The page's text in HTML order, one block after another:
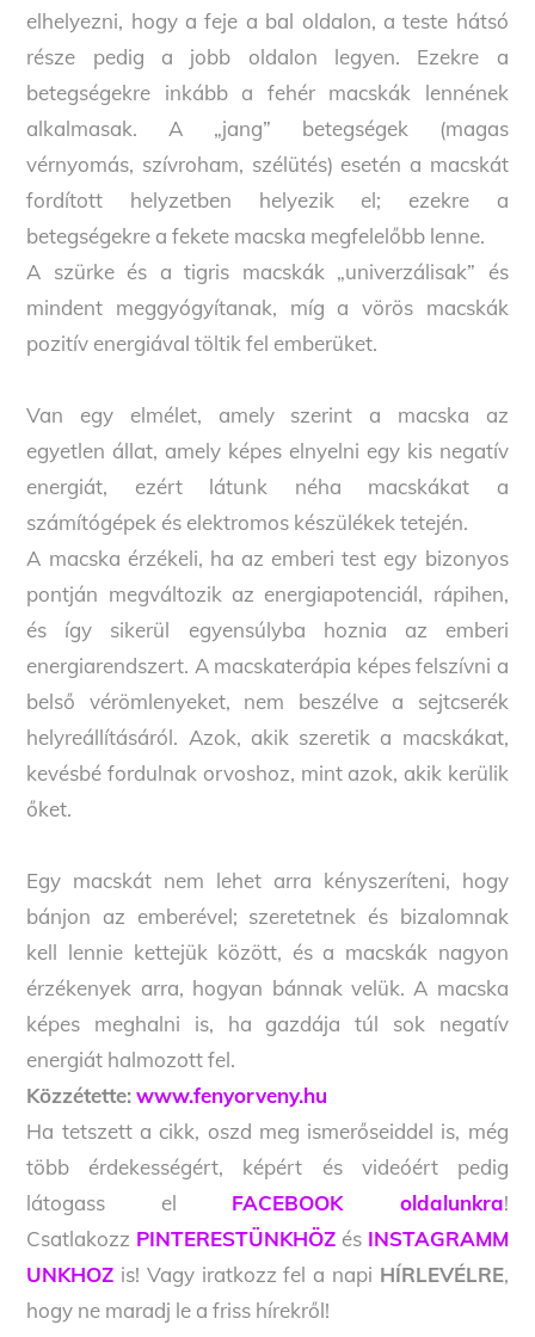
elhelyezni, hogy a feje a bal oldalon, a teste hátsó
része pedig a jobb oldalon legyen. Ezekre a
betegségekre inkább a fehér macskák lennének
alkalmasak. A „jang” betegségek (magas
vérnyomás, szívroham, szélütés) esetén a macskát
fordított helyzetben helyezik el; ezekre a
betegségekre a fekete macska megfelelőbb lenne.
A szürke és a tigris macskák „univerzálisak” és
mindent meggyógyítanak, míg a vörös macskák
pozitív energiával töltik fel emberüket.
Van egy elmélet, amely szerint a macska az
egyetlen állat, amely képes elnyelni egy kis negatív
energiát, ezért látunk néha macskákat a
számítógépek és elektromos készülékek tetején.
A macska érzékeli, ha az emberi test egy bizonyos
pontján megváltozik az energiapotenciál, rápihen,
és így sikerül egyensúlyba hoznia az emberi
energiarendszert. A macskaterápia képes felszívni a
belső vérömlenyeket, nem beszélve a sejtcserék
helyreállításáról. Azok, akik szeretik a macskákat,
kevésbé fordulnak orvoshoz, mint azok, akik kerülik
őket.
Egy macskát nem lehet arra kényszeríteni, hogy
bánjon az emberével; szeretetnek és bizalomnak
kell lennie kettejük között, és a macskák nagyon
érzékenyek arra, hogyan bánnak velük. A macska
képes meghalni is, ha gazdája túl sok negatív
energiát halmozott fel.
Közzétette: www.fenyorveny.hu
Ha tetszett a cikk, oszd meg ismerőseiddel is, még
több érdekességért, képért és videóért pedig
látogass el FACEBOOK oldalunkra!
Csatlakozz PINTERESTÜNKHÖZ és INSTAGRAMM
UNKHOZ is! Vagy iratkozz fel a napi HÍRLEVÉLRE,
hogy ne maradj le a friss hírekről!